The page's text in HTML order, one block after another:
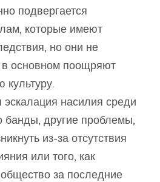
подвергается
которые имеют
но они не
основном поощряют
культуру.
насилия среди
банды, другие проблемы,
из-за отсутствия
или того, как
за последние